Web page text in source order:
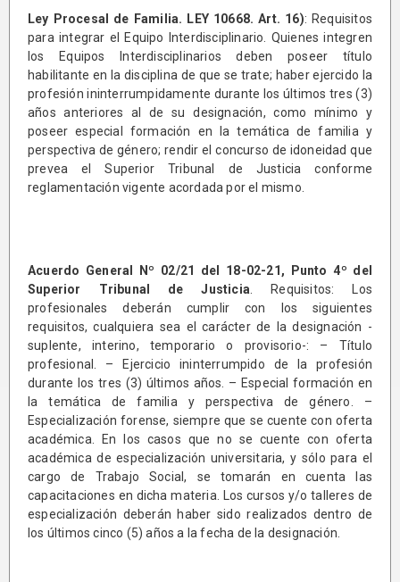
Ley Procesal de Familia. LEY 10668. Art. 16): Requisitos
para integrar el Equipo Interdisciplinario. Quienes integren
los Equipos Interdisciplinarios deben poseer título
habilitante en la disciplina de que se trate; haber ejercido la
profesión ininterrumpidamente durante los últimos tres (3)
años anteriores al de su designación, como mínimo y
poseer especial formación en la temática de familia y
perspectiva de género; rendir el concurso de idoneidad que
prevea el Superior Tribunal de Justicia conforme
reglamentación vigente acordada por el mismo.
Acuerdo General Nº 02/21 del 18-02-21 , Punto 4º del
Superior Tribunal de Justicia . Requisitos: Los
profesionales deberán cumplir con los siguientes
requisitos, cualquiera sea el carácter de la designación -
suplente, interino, temporario o provisorio-: – Título
profesional. – Ejercicio ininterrumpido de la profesión
durante los tres (3) últimos años. – Especial formación en
la temática de familia y perspectiva de género. –
Especialización forense, siempre que se cuente con oferta
académica. En los casos que no se cuente con oferta
académica de especialización universitaria, y sólo para el
cargo de Trabajo Social, se tomarán en cuenta las
capacitaciones en dicha materia. Los cursos y/o talleres de
especialización deberán haber sido realizados dentro de
los últimos cinco (5) años a la fecha de la designación.